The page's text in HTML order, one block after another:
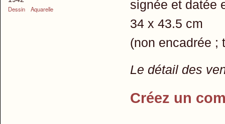
Dessin
Aquarelle
signée et datée
34 x 43.5 cm
(non encadrée ;
Le détail des
Créez un